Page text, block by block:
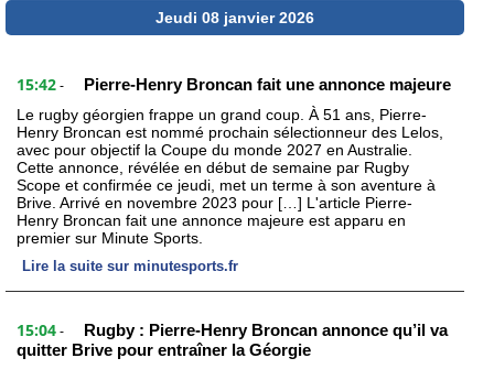
Jeudi 08 janvier 2026
15:42 - Pierre-Henry Broncan fait une annonce majeure
Le rugby géorgien frappe un grand coup. À 51 ans, Pierre-
Henry Broncan est nommé prochain sélectionneur des Lelos,
avec pour objectif la Coupe du monde 2027 en Australie.
Cette annonce, révélée en début de semaine par Rugby
Scope et confirmée ce jeudi, met un terme à son aventure à
Brive. Arrivé en novembre 2023 pour […] L'article Pierre-
Henry Broncan fait une annonce majeure est apparu en
premier sur Minute Sports.
Lire la suite sur minutesports.fr
15:04 -
Rugby : Pierre-Henry Broncan annonce qu’il va
quitter Brive pour entraîner la Géorgie